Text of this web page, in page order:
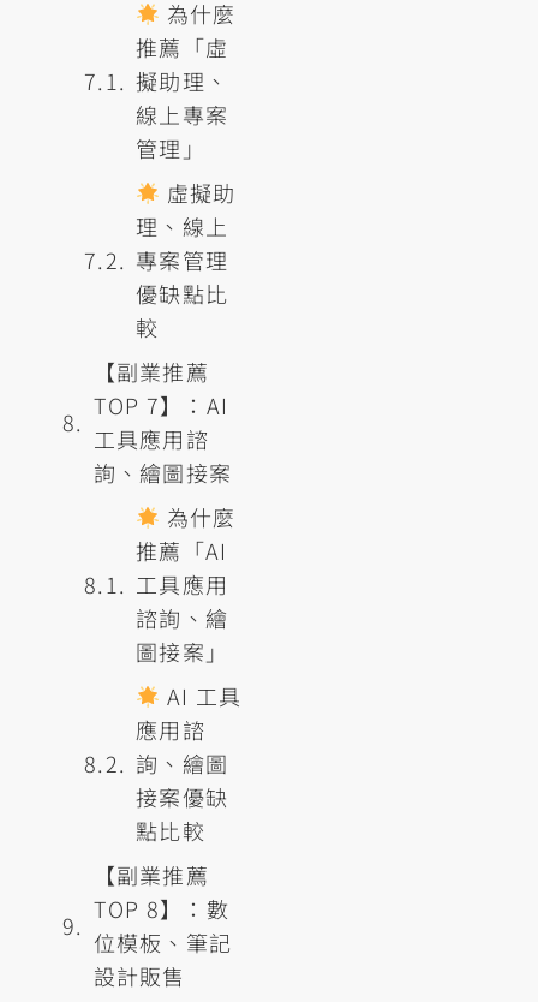
為什麼
推薦「虛
擬助理、
線上專案
管理」
虛擬助
理、線上
專案管理
優缺點比
較
【副業推薦
TOP 7】：AI
工具應用諮
詢、繪圖接案
為什麼
推薦「AI
工具應用
諮詢、繪
圖接案」
AI 工具
應用諮
詢、繪圖
接案優缺
點比較
【副業推薦
TOP 8】：數
位模板、筆記
設計販售